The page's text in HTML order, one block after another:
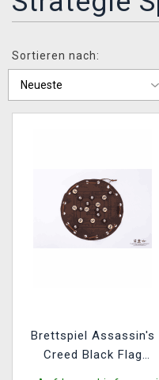
XZONE CLUB
Sortieren nach:
Brettspiel Assassin's
Creed Black Flag